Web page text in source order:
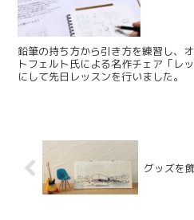
鉛筆の持ち方から引き方を練習し、
トフェルト氏による名作チェア「レ
にして先日レッスンを行いました。
グッズを